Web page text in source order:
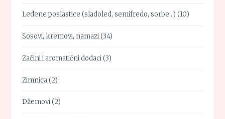
Ledene poslastice (sladoled, semifredo, sorbe…) (10)
Sosovi, kremovi, namazi(34)
Začini i aromatični dodaci(3)
Zimnica(2)
Džemovi(2)